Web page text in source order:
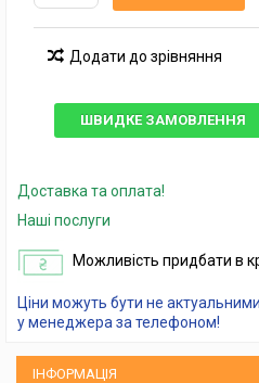
Додати до зрівняння
ШВИДКЕ ЗАМОВЛЕННЯ
Доставка та оплата!
Наші послуги
Можливість придбати в
Ціни можуть бути не
у менеджера за телефоном!
ІНФОРМАЦІЯ